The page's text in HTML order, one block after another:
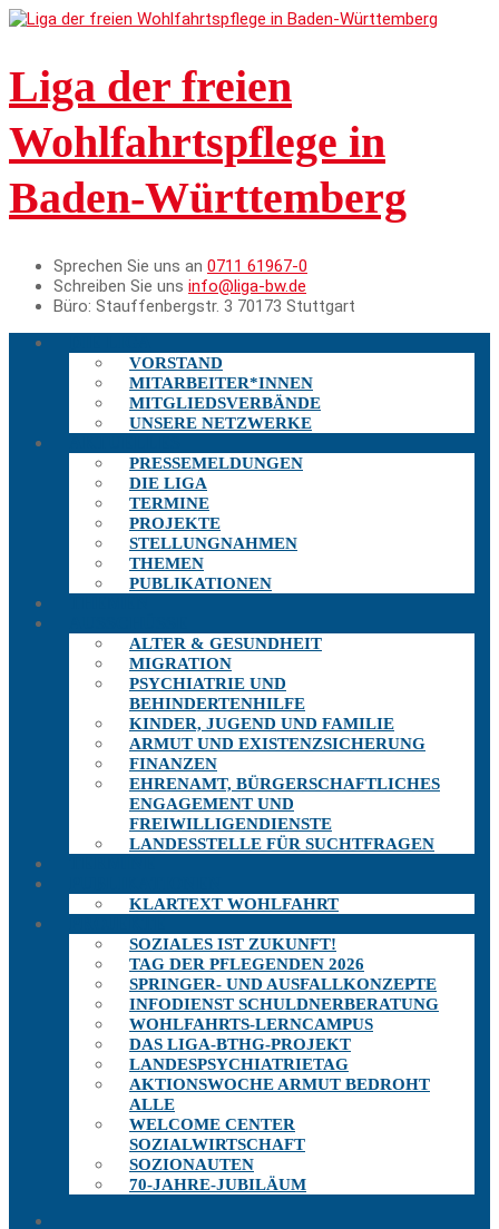
Liga der freien
Wohlfahrtspflege in
Baden-Württemberg
Sprechen Sie uns an 0711 61967-0
Schreiben Sie uns info@liga-bw.de
Büro: Stauffenbergstr. 3 70173 Stuttgart
VORSTAND
MITARBEITER*INNEN
MITGLIEDSVERBÄNDE
UNSERE NETZWERKE
PRESSEMELDUNGEN
DIE LIGA
TERMINE
PROJEKTE
STELLUNGNAHMEN
THEMEN
PUBLIKATIONEN
ALTER & GESUNDHEIT
MIGRATION
PSYCHIATRIE UND
BEHINDERTENHILFE
KINDER, JUGEND UND FAMILIE
ARMUT UND EXISTENZSICHERUNG
FINANZEN
EHRENAMT, BÜRGERSCHAFTLICHES
ENGAGEMENT UND
FREIWILLIGENDIENSTE
LANDESSTELLE FÜR SUCHTFRAGEN
KLARTEXT WOHLFAHRT
SOZIALES IST ZUKUNFT!
TAG DER PFLEGENDEN 2026
SPRINGER- UND AUSFALLKONZEPTE
INFODIENST SCHULDNERBERATUNG
WOHLFAHRTS-LERNCAMPUS
DAS LIGA-BTHG-PROJEKT
LANDESPSYCHIATRIETAG
AKTIONSWOCHE ARMUT BEDROHT
ALLE
WELCOME CENTER
SOZIALWIRTSCHAFT
SOZIONAUTEN
70-JAHRE-JUBILÄUM